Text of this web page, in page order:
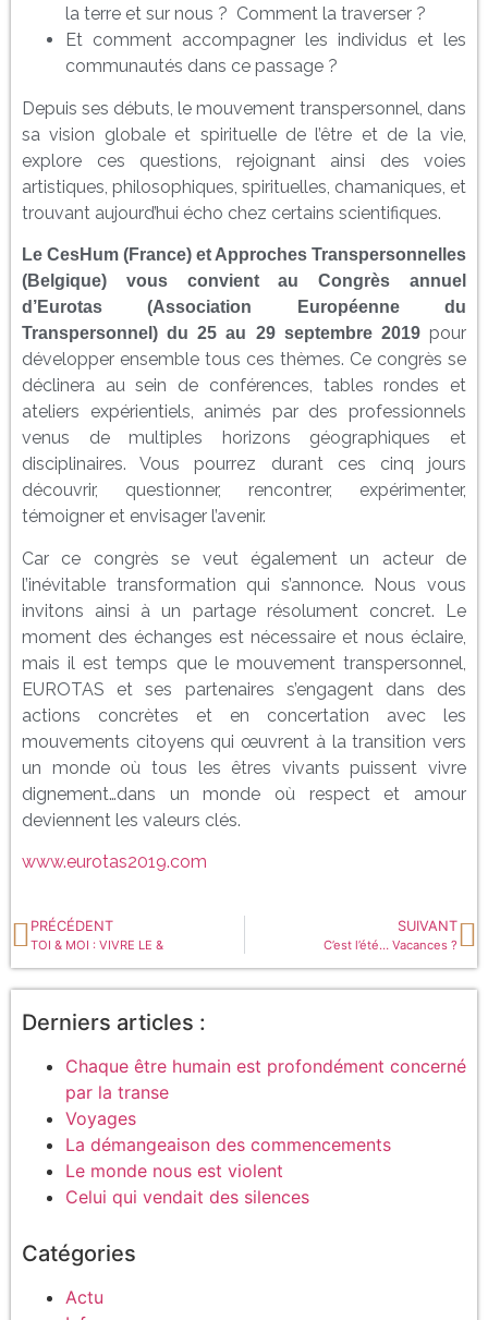
la terre et sur nous ? Comment la traverser ?
Et comment accompagner les individus et les
communautés dans ce passage ?
Depuis ses débuts, le mouvement transpersonnel, dans
sa vision globale et spirituelle de l’être et de la vie,
explore ces questions, rejoignant ainsi des voies
artistiques, philosophiques, spirituelles, chamaniques, et
trouvant aujourd’hui écho chez certains scientifiques.
Le CesHum (France) et Approches Transpersonnelles
(Belgique) vous convient au Congrès annuel
d’Eurotas (Association Européenne du
Transpersonnel) du 25 au 29 septembre 2019pour
développer ensemble tous ces thèmes. Ce congrès se
déclinera au sein de conférences, tables rondes et
ateliers expérientiels, animés par des professionnels
venus de multiples horizons géographiques et
disciplinaires. Vous pourrez durant ces cinq jours
découvrir, questionner, rencontrer, expérimenter,
témoigner et envisager l’avenir.
Car ce congrès se veut également un acteur de
l’inévitable transformation qui s’annonce. Nous vous
invitons ainsi à un partage résolument concret. Le
moment des échanges est nécessaire et nous éclaire,
mais il est temps que le mouvement transpersonnel,
EUROTAS et ses partenaires s’engagent dans des
actions concrètes et en concertation avec les
mouvements citoyens qui œuvrent à la transition vers
un monde où tous les êtres vivants puissent vivre
dignement…dans un monde où respect et amour
deviennent les valeurs clés.
www.eurotas2019.com
PRÉCÉDENT
TOI & MOI : VIVRE LE &
SUIVANT
C’est l’été… Vacances ?
Derniers articles :
Chaque être humain est profondément concerné
par la transe
Voyages
La démangeaison des commencements
Le monde nous est violent
Celui qui vendait des silences
Catégories
Actu